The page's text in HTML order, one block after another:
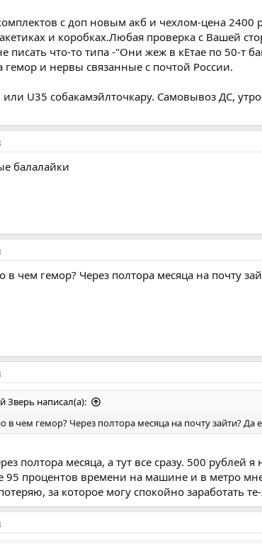
с доп новым акб и чехлом-цена 2400
и коробках.Любая проверка с Вашей
писать что-то типа -"Они жеж в кЕтае по 50-т
гемор и нервы связанные с почтой России.
или U35 собакамэйлточкару. Самовывоз ДС,
балалайки
в чем гемор? Через полтора месяца на почту
Зверь написал(а):
в чем гемор? Через полтора месяца на почту зайти?
полтора месяца, а тут все сразу. 500
95 процентов времени на машине и в метро
за которое могу спокойно заработать